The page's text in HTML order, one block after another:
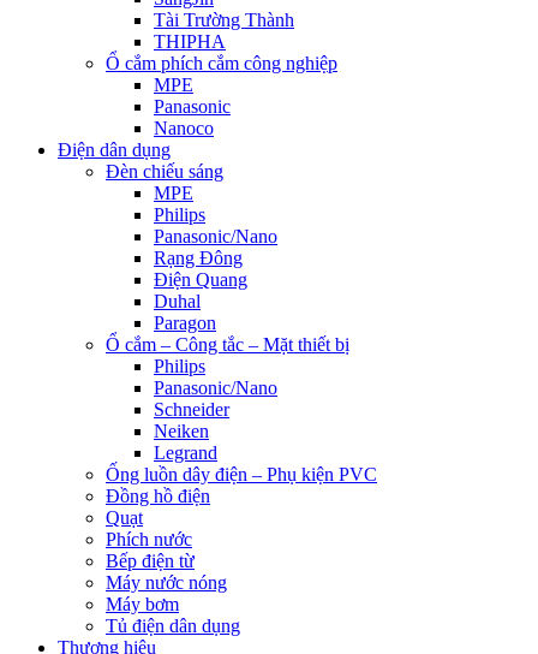
Tài Trường Thành
THIPHA
Ổ cắm phích cắm công nghiệp
MPE
Panasonic
Nanoco
Điện dân dụng
Đèn chiếu sáng
MPE
Philips
Panasonic/Nano
Rạng Đông
Điện Quang
Duhal
Paragon
Ổ cắm – Công tắc – Mặt thiết bị
Philips
Panasonic/Nano
Schneider
Neiken
Legrand
Ống luồn dây điện – Phụ kiện PVC
Đồng hồ điện
Quạt
Phích nước
Bếp điện từ
Máy nước nóng
Máy bơm
Tủ điện dân dụng
Thương hiệu